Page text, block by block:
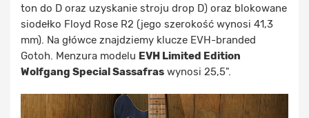
ton do D oraz uzyskanie stroju drop D) oraz blokowane
siodełko Floyd Rose R2 (jego szerokość wynosi 41,3
mm). Na główce znajdziemy klucze EVH-branded
Gotoh. Menzura modelu EVH Limited Edition
Wolfgang Special Sassafras wynosi 25,5".